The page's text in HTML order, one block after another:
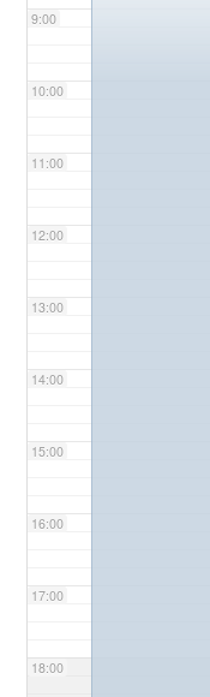
9:00
10:00
11:00
12:00
13:00
14:00
15:00
16:00
17:00
18:00